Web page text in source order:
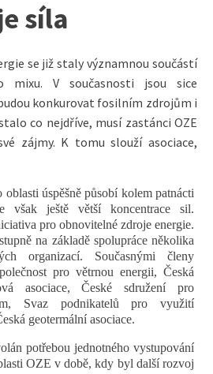
síla
se již staly významnou součástí
mixu. V současnosti jsou sice
konkurovat fosilním zdrojům i
co nejdříve, musí zastánci OZE
zájmy. K tomu slouží asociace,
úspěšně působí kolem patnácti
však ještě větší koncentrace sil.
pro obnovitelné zdroje energie.
na základě spolupráce několika
organizací. Současnými členy
pro větrnou energii, Česká
asociace, České sdružení pro
Svaz podnikatelů pro využití
geotermální asociace.
potřebou jednotného vystupování
OZE v době, kdy byl další rozvoj